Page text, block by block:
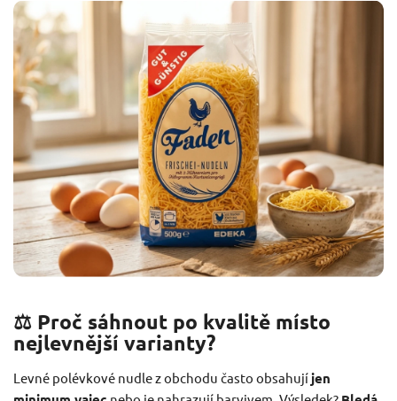
⚖️ Proč sáhnout po kvalitě místo
nejlevnější varianty?
Levné polévkové nudle z obchodu často obsahujíjen